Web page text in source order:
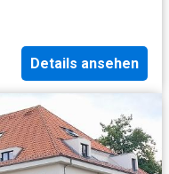
Details ansehen